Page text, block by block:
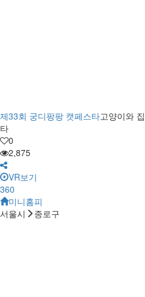
제33회 궁디팡팡 캣페스타고양이와
타
0
2,875
VR보기
360
미니홈피
서울시
종로구